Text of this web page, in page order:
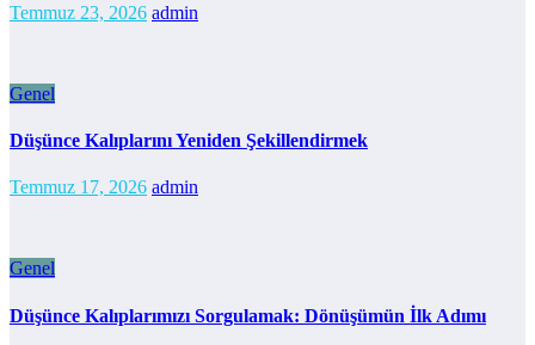
Temmuz 23, 2026 admin
Genel
Düşünce Kalıplarını Yeniden Şekillendirmek
Temmuz 17, 2026 admin
Genel
Düşünce Kalıplarımızı Sorgulamak: Dönüşümün İlk Adımı